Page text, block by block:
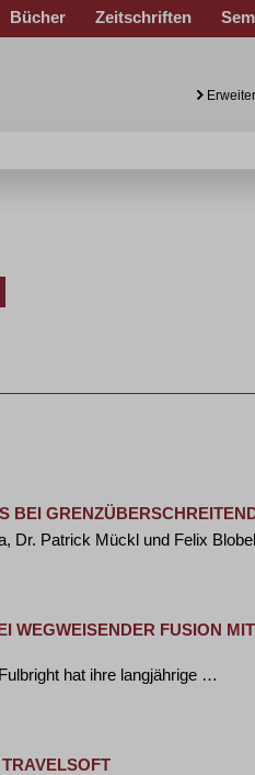
Bücher Zeitschriften
Dr. Patrick Mückl und Felix
FUSION MIT
hat ihre langjährige …